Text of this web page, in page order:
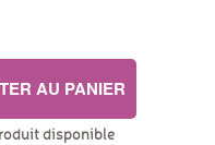
AU PANIER
disponible